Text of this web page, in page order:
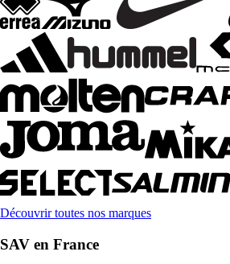
Découvrir toutes nos marques
SAV en France